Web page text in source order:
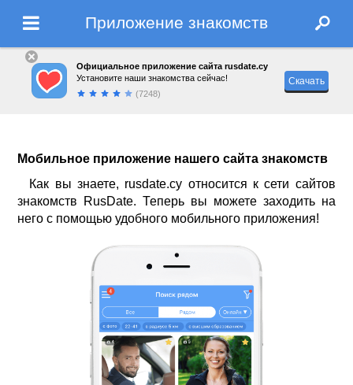
Приложение знакомств
Официальное приложение сайта rusdate.cy
Установите наши знакомства сейчас!
(7248)
Скачать
Мобильное приложение нашего сайта знакомств
Как вы знаете, rusdate.cy относится к сети сайтов
знакомств RusDate. Теперь вы можете заходить на
него с помощью удобного мобильного приложения!